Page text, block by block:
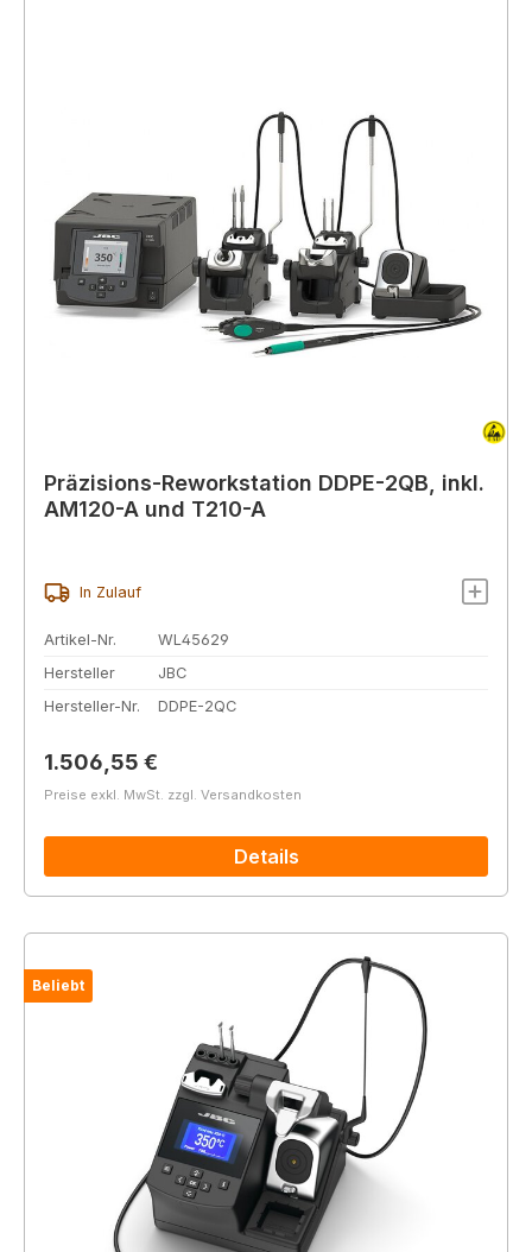
Präzisions-Reworkstation DDPE-2QB, inkl.
AM120-A und T210-A
In Zulauf
Artikel-Nr.
WL45629
Hersteller
JBC
Hersteller-Nr.
DDPE-2QC
Regulärer Preis:
1.506,55 €
Preise exkl. MwSt. zzgl. Versandkosten
Details
Beliebt